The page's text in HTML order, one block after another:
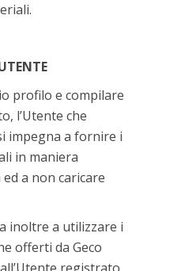
profilo e compilare
l’Utente che
impegna a fornire i
in maniera
a non caricare
inoltre a utilizzare i
offerti da Geco